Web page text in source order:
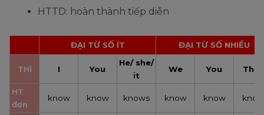
HTTD: hoàn thành tiếp diễn
ĐẠI TỪ SỐ ÍT ĐẠI TỪ SỐ NHIỀU
THÌ I You
He/ she/
it
We You They
HT
đơn
know know knows know know know